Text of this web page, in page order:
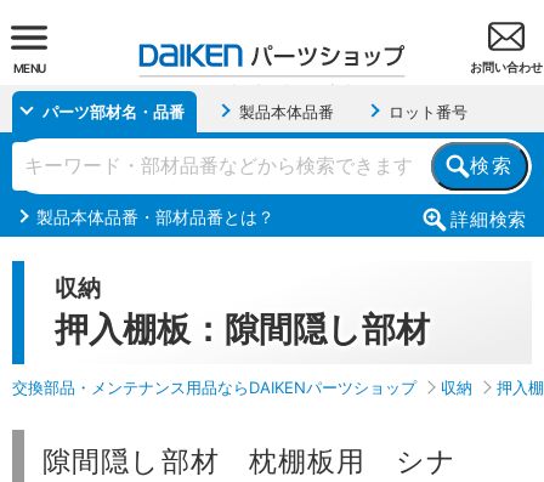
お問い合わせ
MENU
パーツ部材名・品番 製品本体品番 ロット番号
検索
詳細検索
製品本体品番・部材品番とは？
収納
押入棚板：隙間隠し部材
交換部品・メンテナンス用品ならDAIKENパーツショップ 収納 押入
隙間隠し部材 枕棚板用 シナ